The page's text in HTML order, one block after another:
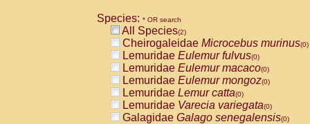
Species: * OR search
All Species(2)
Cheirogaleidae Microcebus murinus(0)
Lemuridae Eulemur fulvus(0)
Lemuridae Eulemur macaco(0)
Lemuridae Eulemur mongoz(0)
Lemuridae Lemur catta(0)
Lemuridae Varecia variegata(0)
Galagidae Galago senegalensis(0)